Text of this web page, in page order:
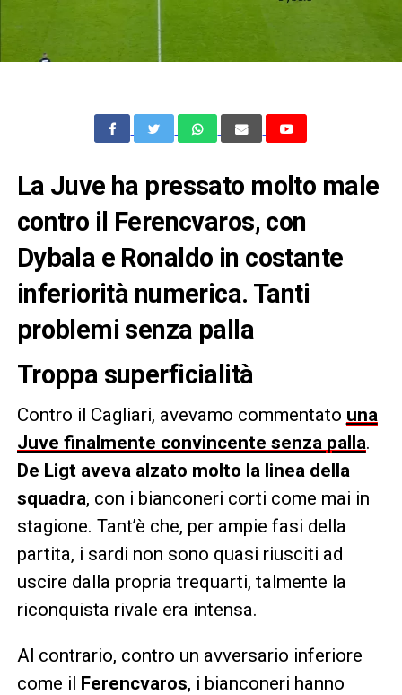
La Juve ha pressato molto male
contro il Ferencvaros, con
Dybala e Ronaldo in costante
inferiorità numerica. Tanti
problemi senza palla
Troppa superficialità
Contro il Cagliari, avevamo commentato una
Juve finalmente convincente senza palla.
De Ligt aveva alzato molto la linea della
squadra, con i bianconeri corti come mai in
stagione. Tant’è che, per ampie fasi della
partita, i sardi non sono quasi riusciti ad
uscire dalla propria trequarti, talmente la
riconquista rivale era intensa.
Al contrario, contro un avversario inferiore
come il Ferencvaros, i bianconeri hanno